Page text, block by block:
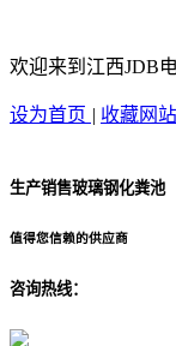
欢迎来到江西JDB
设为首页 | 收藏网站
生产销售玻璃钢化粪池
值得您信赖的供应商
咨询热线：